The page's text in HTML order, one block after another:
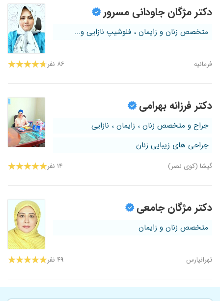
دکتر مژگان جاودانی مسرور
متخصص زنان و زایمان ، فلوشیپ نازایی و...
فرمانیه ۸۶ نفر
دکتر فرزانه بهرامی
جراح و متخصص زنان ، زایمان ، نازایی
جراحی های زیبایی زنان
گیشا (کوی نصر) ۱۴ نفر
دکتر مژگان جامعی
متخصص زنان و زایمان
تهرانپارس ۴۹ نفر